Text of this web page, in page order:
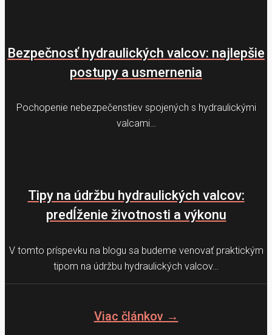
Bezpečnosť hydraulických valcov: najlepšie
postupy a usmernenia
Pochopenie nebezpečenstiev spojených s hydraulickými
valcami…
Tipy na údržbu hydraulických valcov:
predĺženie životnosti a výkonu
V tomto príspevku na blogu sa budeme venovať praktickým
tipom na údržbu hydraulických valcov…
Viac článkov →